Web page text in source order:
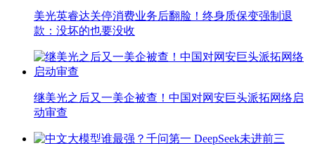
美光英睿达关停消费业务后翻脸！终身质保变强制退
款：没坏的也要没收
继美光之后又一美企被查！中国对网安巨头派拓网络启
动审查